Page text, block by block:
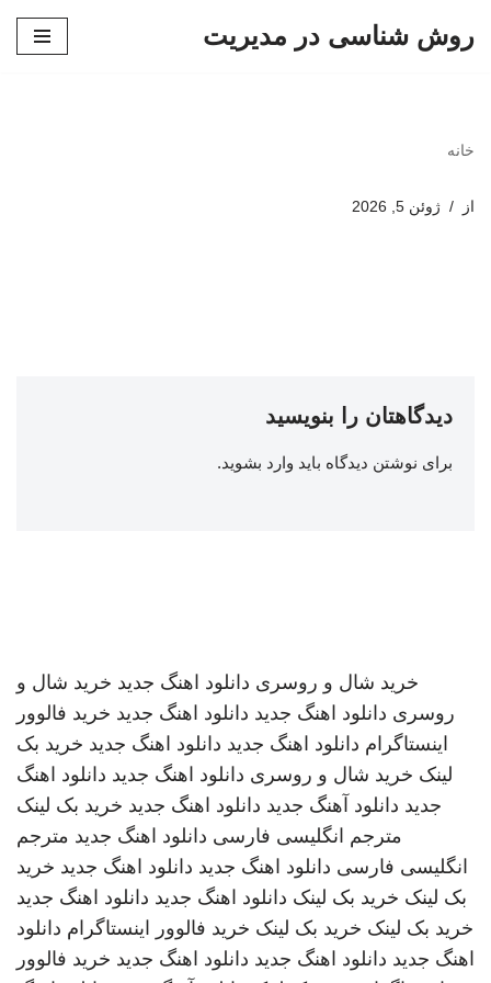
روش شناسی در مدیریت
خانه
از ژوئن 5, 2026
دیدگاهتان را بنویسید
برای نوشتن دیدگاه باید وارد بشوید.
خرید شال و روسری دانلود اهنگ جدید خرید شال و
روسری دانلود اهنگ جدید دانلود اهنگ جدید خرید فالوور
اینستاگرام دانلود اهنگ جدید دانلود اهنگ جدید خرید بک
لینک خرید شال و روسری دانلود اهنگ جدید دانلود اهنگ
جدید دانلود آهنگ جدید دانلود اهنگ جدید خرید بک لینک
مترجم انگلیسی فارسی دانلود اهنگ جدید مترجم
انگلیسی فارسی دانلود اهنگ جدید دانلود اهنگ جدید خرید
بک لینک خرید بک لینک دانلود اهنگ جدید دانلود اهنگ جدید
خرید بک لینک خرید بک لینک خرید فالوور اینستاگرام دانلود
اهنگ جدید دانلود اهنگ جدید دانلود اهنگ جدید خرید فالوور